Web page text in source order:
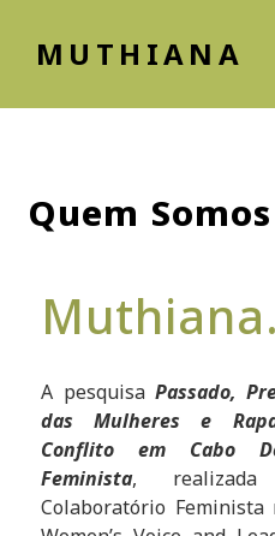
MUTHIANA
Quem Somos
A pesquisaPassado,
das Mulheres e
Conflito em Cabo
Feminista,
Colaboratório